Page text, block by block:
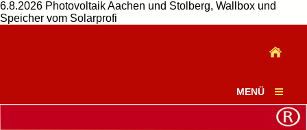
6.8.2026 Photovoltaik Aachen und Stolberg, Wallbox und
Speicher vom Solarprofi
MENÜ